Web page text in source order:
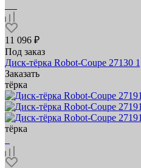
11 096 ₽
Под заказ
Диск-тёрка Robot-Coupe 27130
Заказать
тёрка
тёрка